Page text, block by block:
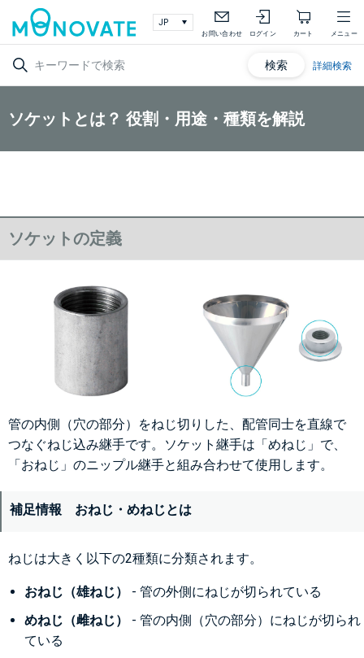
お問い合わせ ログイン カート メニュー
検索 詳細検索
ソケットとは？ 役割・用途・種類を解説
ソケットの定義
管の内側（穴の部分）をねじ切りした、配管同士を直線で
つなぐねじ込み継手です。ソケット継手は「めねじ」で、
「おねじ」のニップル継手と組み合わせて使用します。
補足情報 おねじ・めねじとは
ねじは大きく以下の2種類に分類されます。
おねじ（雄ねじ）
- 管の外側にねじが切られている
めねじ（雌ねじ）
- 管の内側（穴の部分）にねじが切られ
ている